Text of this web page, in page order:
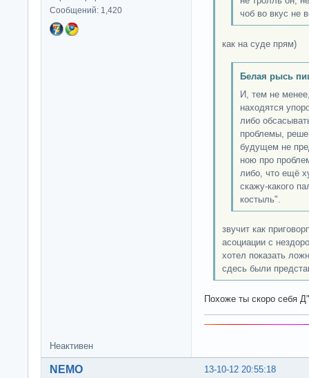
Сообщений: 1,420
чоб во вкус не
как на суде прям)
Белая рысь
И, тем не
находятся
либо
проблемы,
будущем не
ною про
либо, что ещё
скажу-какого
костыль".
звучит как
асоциации с
хотел показать
сдесь были
Похоже ты скоро себя
Неактивен
13-10-12 20:55:18
NEMO